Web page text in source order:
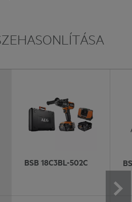
BSB 18C3BL-502C